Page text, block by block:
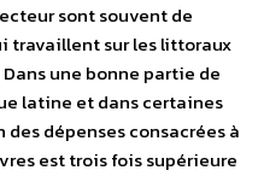
sont souvent de
travaillent sur les littoraux
une bonne partie de
latine et dans certaines
des dépenses consacrées à
est trois fois supérieure